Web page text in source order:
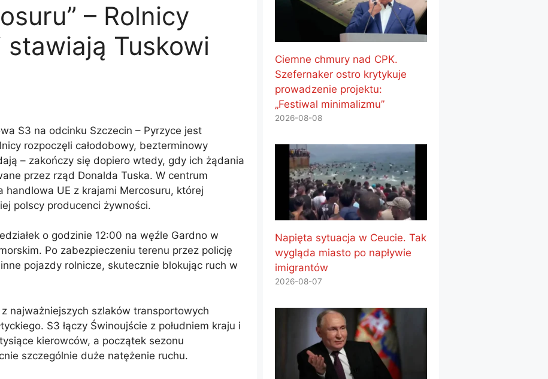
– Rolnicy
stawiają Tuskowi
S3 na odcinku Szczecin – Pyrzyce jest
rozpoczęli całodobowy, bezterminowy
– zakończy się dopiero wtedy, gdy ich żądania
przez rząd Donalda Tuska. W centrum
handlowa UE z krajami Mercosuru, której
polscy producenci żywności.
o godzinie 12:00 na węźle Gardno w
Po zabezpieczeniu terenu przez policję
pojazdy rolnicze, skutecznie blokując ruch w
najważniejszych szlaków transportowych
S3 łączy Świnoujście z południem kraju i
kierowców, a początek sezonu
szczególnie duże natężenie ruchu.
Ciemne chmury nad CPK.
Szefernaker ostro krytykuje
prowadzenie projektu:
„Festiwal minimalizmu”
2026-08-08
Napięta sytuacja w Ceucie. Tak
wygląda miasto po napływie
imigrantów
2026-08-07